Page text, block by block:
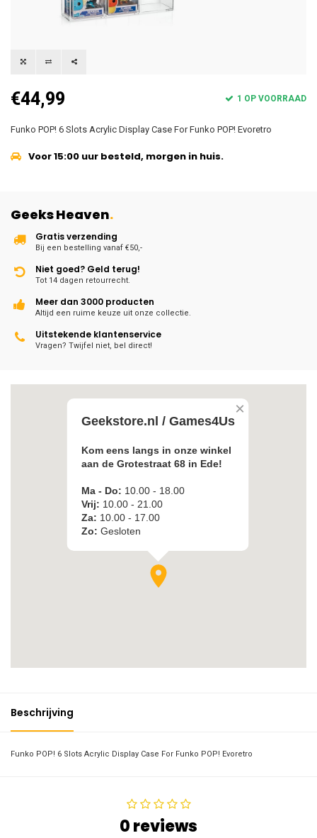
€44,99 1 OP VOORRAAD
Funko POP! 6 Slots Acrylic Display Case For Funko POP! Evoretro
Voor 15:00 uur besteld, morgen in huis.
Geeks Heaven.
Gratis verzending
Bij een bestelling vanaf €50,-
Niet goed? Geld terug!
Tot 14 dagen retourrecht.
Meer dan 3000 producten
Altijd een ruime keuze uit onze collectie.
Uitstekende klantenservice
Vragen? Twijfel niet, bel direct!
Beschrijving
Funko POP! 6 Slots Acrylic Display Case For Funko POP! Evoretro
0 reviews